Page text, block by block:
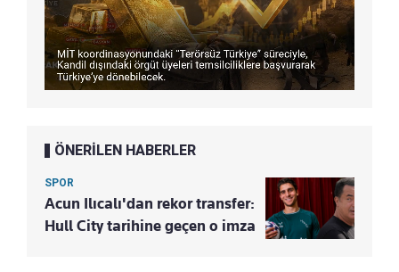
ÖNERİLEN HABERLER
SPOR
Acun Ilıcalı'dan rekor transfer:
Hull City tarihine geçen o imza